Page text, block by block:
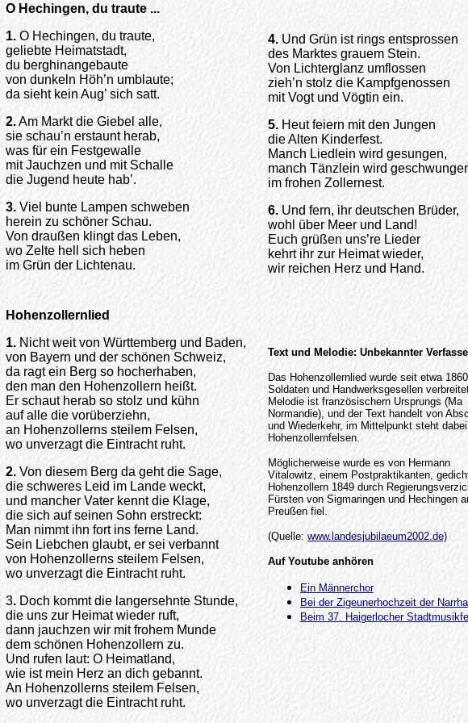
O Hechingen, du traute ...
1. O Hechingen, du traute,
geliebte Heimatstadt,
du berghinangebaute
von dunkeln Höh’n umblaute;
da sieht kein Aug’ sich satt.
2.Am Markt die Giebel alle,
sie schau’n erstaunt herab,
was für ein Festgewalle
mit Jauchzen und mit Schalle
die Jugend heute hab’.
3. Viel bunte Lampen schweben
herein zu schöner Schau.
Von draußen klingt das Leben,
wo Zelte hell sich heben
im Grün der Lichtenau.
Hohenzollernlied
1. Nicht weit von Württemberg und Baden,
von Bayern und der schönen Schweiz,
da ragt ein Berg so hocherhaben,
den man den Hohenzollern heißt.
Er schaut herab so stolz und kühn
auf alle die vorüberziehn,
an Hohenzollerns steilem Felsen,
wo unverzagt die Eintracht ruht.
2. Von diesem Berg da geht die Sage,
die schweres Leid im Lande weckt,
und mancher Vater kennt die Klage,
die sich auf seinen Sohn erstreckt:
Man nimmt ihn fort ins ferne Land.
Sein Liebchen glaubt, er sei verbannt
von Hohenzollerns steilem Felsen,
wo unverzagt die Eintracht ruht.
3. Doch kommt die langersehnte Stunde,
die uns zur Heimat wieder ruft,
dann jauchzen wir mit frohem Munde
dem schönen Hohenzollern zu.
Und rufen laut: O Heimatland,
wie ist mein Herz an dich gebannt.
An Hohenzollerns steilem Felsen,
wo unverzagt die Eintracht ruht.
4. Und Grün ist rings entsprossen
des Marktes grauem Stein.
Von Lichterglanz umflossen
zieh’n stolz die Kampfgenossen
mit Vogt und Vögtin ein.
5. Heut feiern mit den Jungen
die Alten Kinderfest.
Manch Liedlein wird gesungen,
manch Tänzlein wird
im frohen Zollernest.
6. Und fern, ihr deutschen Brüder,
wohl über Meer und Land!
Euch grüßen uns’re Lieder
kehrt ihr zur Heimat wieder,
wir reichen Herz und Hand.
Text und Melodie: Unbekannter
Das Hohenzollernlied wurde seit etwa
Soldaten und Handwerksgesellen
Melodie ist französischern Ursprungs (Ma
Normandie), und der Text handelt von
und Wiederkehr, im Mittelpunkt steht
Hohenzollernfelsen.
Möglicherweise wurde es von Hermann
Vitalowitz, einem Postpraktikanten,
Hohenzollern 1849 durch
Fürsten von Sigmaringen und Hechingen
Preußen fiel.
(Quelle: www.landesjubilaeum2002.de)
Auf Youtube anhören
Ein Männerchor
Bei der Zigeunerhochzeit der
Beim 37. Haigerlocher